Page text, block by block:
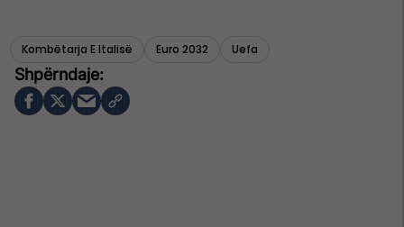
Kombëtarja E Italisë Euro 2032 Uefa